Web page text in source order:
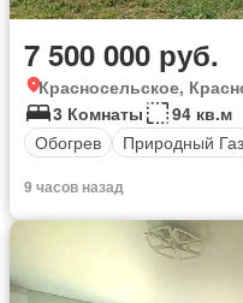
7 500 000 руб.
Красносельское,
3 Комнаты
94 кв.м
Обогрев
Природный Газ
9 часов назад